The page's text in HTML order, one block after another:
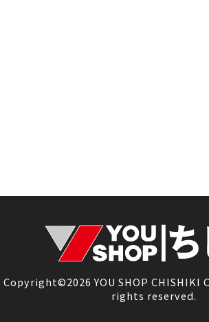
Copyright©2026 YOU SHOP CHISHIKI
rights reserved.